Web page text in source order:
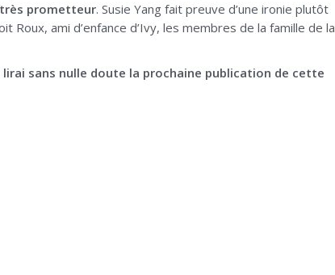
prometteur. Susie Yang fait preuve d’une ironie plutôt
ami d’enfance d’Ivy, les membres de la famille de la
sans nulle doute la prochaine publication de cette